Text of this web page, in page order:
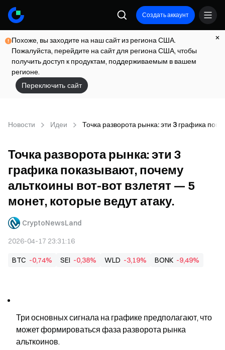
Создать аккаунт
Похоже, вы заходите на наш сайт из региона США.
Пожалуйста, перейдите на сайт для региона США, чтобы
получить доступ к продуктам, поддерживаемым в вашем
регионе.
Переключить сайт
Новости Идеи Точка разворота рынка: эти 3 графика
Точка разворота рынка: эти 3
графика показывают, почему
альткоины вот-вот взлетят — 5
монет, которые ведут атаку.
CryptoNewsLand
2026-04-17 23:31:16
BTC -0,74% SEI -0,38% WLD -3,19% BONK -9,49%
Три основных сигнала на графике предполагают, что
может формироваться фаза разворота рынка
альткоинов.